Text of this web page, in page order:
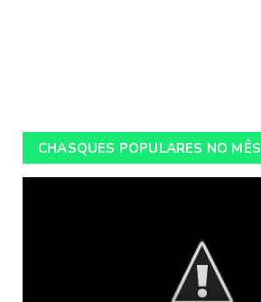
CHASQUES POPULARES NO MÊS